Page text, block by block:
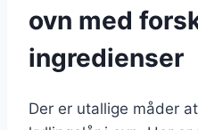
ovn med
ingredienser
Der er utallige måder